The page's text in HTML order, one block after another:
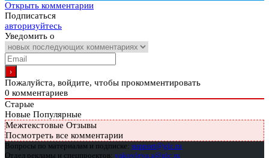
Открыть комментарии
Подписаться
авторизуйтесь
Уведомить о
Пожалуйста, войдите, чтобы прокомментировать
0 комментариев
Старые
Новые Популярные
Межтекстовые Отзывы
Посмотреть все комментарии
Вопросы по материалам и подписке: support@glc.ru
Отдел рекламы и спецпроектов: yakovleva.a@glc.ru